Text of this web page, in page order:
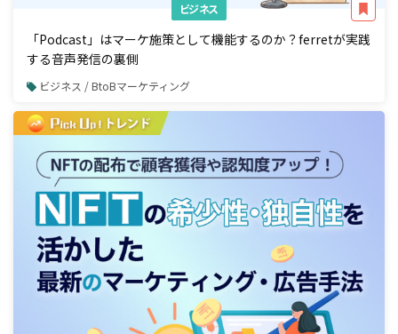
ビジネス
「Podcast」はマーケ施策として機能するのか？ferretが実践
する音声発信の裏側
ビジネス / BtoBマーケティング